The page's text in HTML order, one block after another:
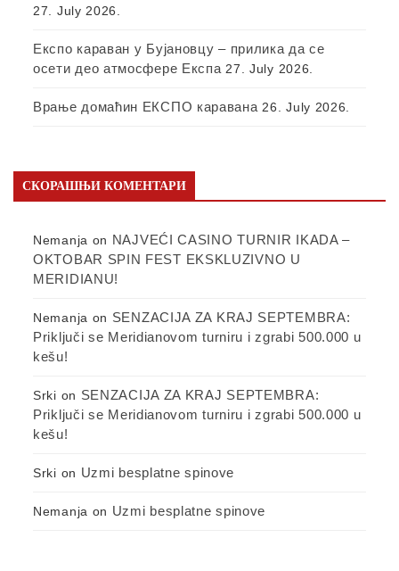
27. July 2026.
Експо караван у Бујановцу – прилика да се
осети део атмосфере Експа 27. July 2026.
Врање домаћин ЕКСПО каравана 26. July 2026.
СКОРАШЊИ КОМЕНТАРИ
Nemanja on NAJVEĆI CASINO TURNIR IKADA –
OKTOBAR SPIN FEST EKSKLUZIVNO U
MERIDIANU!
Nemanja on SENZACIJA ZA KRAJ SEPTEMBRA:
Priključi se Meridianovom turniru i zgrabi 500.000 u
kešu!
Srki on SENZACIJA ZA KRAJ SEPTEMBRA:
Priključi se Meridianovom turniru i zgrabi 500.000 u
kešu!
Srki on Uzmi besplatne spinove
Nemanja on Uzmi besplatne spinove